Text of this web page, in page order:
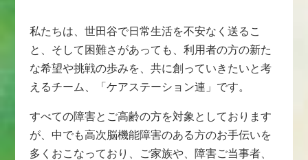
私たちは、世田谷で日常生活を不安なく送るこ
と、そして困難さがあっても、利用者の方の新た
な希望や挑戦の歩みを、共に創っていきたいと考
えるチーム、「ケアステーション連」です。
すべての障害とご高齢の方を対象としております
が、中でも高次脳機能障害のある方のお手伝いを
多くおこなっており、ご家族や、障害ご当事者、